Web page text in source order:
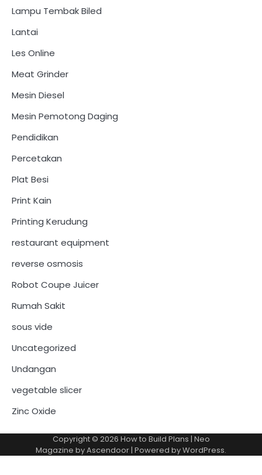
Lampu Tembak Biled
Lantai
Les Online
Meat Grinder
Mesin Diesel
Mesin Pemotong Daging
Pendidikan
Percetakan
Plat Besi
Print Kain
Printing Kerudung
restaurant equipment
reverse osmosis
Robot Coupe Juicer
Rumah Sakit
sous vide
Uncategorized
Undangan
vegetable slicer
Zinc Oxide
Copyright © 2026 How to Build Plans | Neo
Magazine byAscendoor| Powered byWordPress.